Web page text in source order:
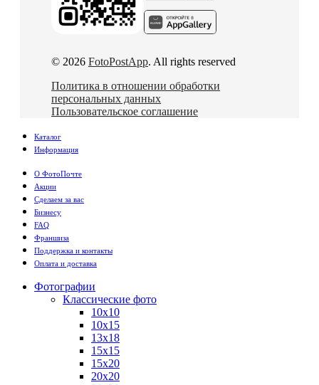
© 2026 FotoPostApp. All rights reserved
Политика в отношении обработки
персональных данных
Пользовательское соглашение
Каталог
Информация
О ФотоПочте
Акции
Сделаем за вас
Бизнесу
FAQ
Франшиза
Поддержка и контакты
Оплата и доставка
Фотографии
Классические фото
10х10
10х15
13х18
15х15
15х20
20х20